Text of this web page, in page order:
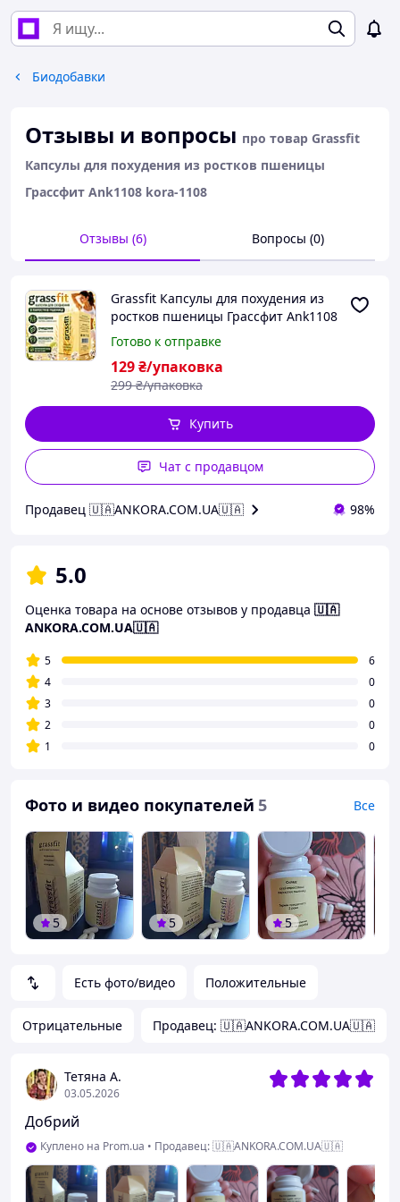
Биодобавки
Отзывы и вопросы про товар Grassfit
Капсулы для похудения из ростков пшеницы
Грассфит Ank1108 kora-1108
Отзывы (6) Вопросы (0)
Есть фото/видео Положительные
Отрицательные Продавец: 🇺🇦ANKORA.COM.UA🇺🇦
Тетяна А.
03.05.2026
Добрий
Куплено на Prom.ua • Продавец: 🇺🇦ANKORA.COM.UA🇺🇦
Grassfit Капсулы для похудения из
ростков пшеницы Грассфит Ank1108
kora-1108
Готово к отправке
129₴/упаковка
299 ₴/упаковка
Купить
Чат с продавцом
Продавец 🇺🇦ANKORA.COM.UA🇺🇦 98%
5.0
Оценка товара на основе отзывов у продавца 🇺🇦
ANKORA.COM.UA🇺🇦
5
6
4
0
3
0
2
0
1
0
Фото и видео покупателей 5 Все
5 5 5